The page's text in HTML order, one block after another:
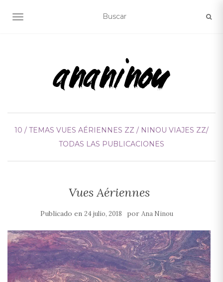
ALTERNAR NAVEGACIÓN
10 / TEMAS VUES AÉRIENNES ZZ / NINOU VIAJES ZZ/
TODAS LAS PUBLICACIONES
Vues Aériennes
Publicado en 24 julio, 2018 por Ana Ninou